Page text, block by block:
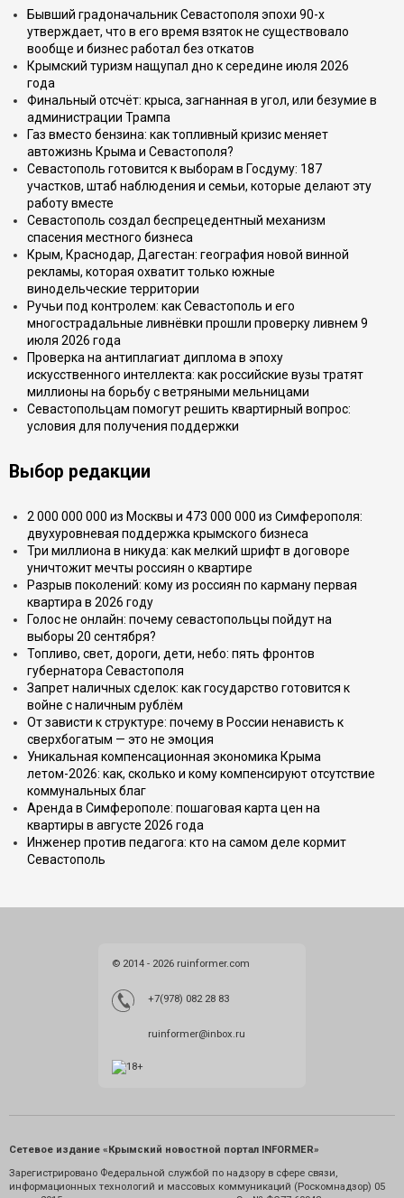
Бывший градоначальник Севастополя эпохи 90-х
утверждает, что в его время взяток не существовало
вообще и бизнес работал без откатов
Крымский туризм нащупал дно к середине июля 2026
года
Финальный отсчёт: крыса, загнанная в угол, или безумие в
администрации Трампа
Газ вместо бензина: как топливный кризис меняет
автожизнь Крыма и Севастополя?
Севастополь готовится к выборам в Госдуму: 187
участков, штаб наблюдения и семьи, которые делают эту
работу вместе
Севастополь создал беспрецедентный механизм
спасения местного бизнеса
Крым, Краснодар, Дагестан: география новой винной
рекламы, которая охватит только южные
винодельческие территории
Ручьи под контролем: как Севастополь и его
многострадальные ливнёвки прошли проверку ливнем 9
июля 2026 года
Проверка на антиплагиат диплома в эпоху
искусственного интеллекта: как российские вузы тратят
миллионы на борьбу с ветряными мельницами
Севастопольцам помогут решить квартирный вопрос:
условия для получения поддержки
Выбор редакции
2 000 000 000 из Москвы и 473 000 000 из Симферополя:
двухуровневая поддержка крымского бизнеса
Три миллиона в никуда: как мелкий шрифт в договоре
уничтожит мечты россиян о квартире
Разрыв поколений: кому из россиян по карману первая
квартира в 2026 году
Голос не онлайн: почему севастопольцы пойдут на
выборы 20 сентября?
Топливо, свет, дороги, дети, небо: пять фронтов
губернатора Севастополя
Запрет наличных сделок: как государство готовится к
войне с наличным рублём
От зависти к структуре: почему в России ненависть к
сверхбогатым — это не эмоция
Уникальная компенсационная экономика Крыма
летом-2026: как, сколько и кому компенсируют отсутствие
коммунальных благ
Аренда в Симферополе: пошаговая карта цен на
квартиры в августе 2026 года
Инженер против педагога: кто на самом деле кормит
Севастополь
© 2014 - 2026 ruinformer.com
+7(978) 082 28 83
ruinformer@inbox.ru
Сетевое издание «Крымский новостной портал INFORMER»
Зарегистрировано Федеральной службой по надзору в сфере связи,
информационных технологий и массовых коммуникаций (Роскомнадзор) 05